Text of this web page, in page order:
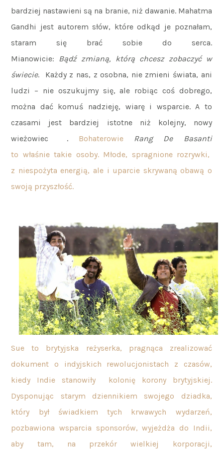
bardziej nastawieni są na branie, niż dawanie. Mahatma
Gandhi jest autorem słów, które odkąd je poznałam,
staram się brać sobie do serca.
Mianowicie: Bądź zmianą, którą chcesz zobaczyć w
świecie. Każdy z nas, z osobna, nie zmieni świata, ani
ludzi – nie oszukujmy się, ale robiąc coś dobrego,
można dać komuś nadzieję, wiarę i wsparcie. A to
czasami jest bardziej istotne niż kolejny, nowy
wieżowiec
. Bohaterowie Rang De Basanti
to właśnie takie osoby. Młode, spragnione rozrywki,
z niespożyta energią, ale i uparcie skrywaną obawą o
swoją przyszłość.
Sue to brytyjska reżyserka, pragnąca zrealizować
dokument o indyjskich rewolucjonistach z czasów,
kiedy Indie stanowiły kolonię korony brytyjskiej.
Dysponując starym dziennikiem swojego dziadka,
który był świadkiem tych krwawych wydarzeń,
pozbawiona wsparcia sponsorów, wyjeżdża do Indii,
aby tam, na przekór wielkiej korporacji,